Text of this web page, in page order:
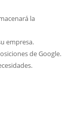
la
empresa.
de Google.